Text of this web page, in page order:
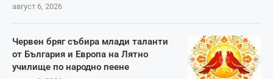
август 6, 2026
Червен бряг събира млади таланти
от България и Европа на Лятно
училище по народно пеене